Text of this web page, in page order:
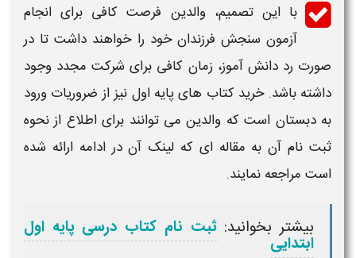
با این تصمیم، والدین فرصت کافی برای انجام
آزمون سنجش فرزندان خود را خواهند داشت تا در
صورت رد دانش آموز، زمان کافی برای شرکت مجدد وجود
داشته باشد. خرید کتاب های پایهاول نیز از ضروریات ورود
به دبستان است که والدین می توانند برای اطلاع از نحوه
ثبت نام آن به مقاله ای که لینک آن در ادامه ارائه شده
است مراجعه نمایند.
بیشتر بخوانید: ثبت نام کتاب درسی پایه اول
ابتدایی